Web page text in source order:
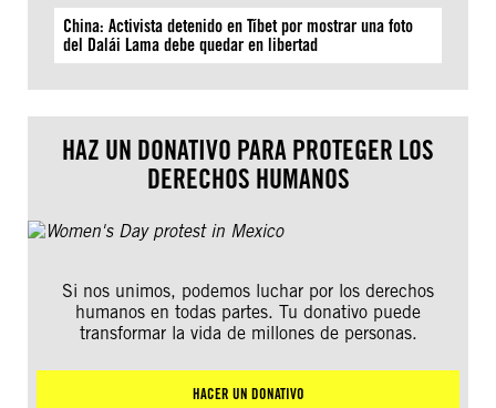
China: Activista detenido en Tíbet por mostrar una foto
del Dalái Lama debe quedar en libertad
HAZ UN DONATIVO PARA PROTEGER LOS
DERECHOS HUMANOS
Si nos unimos, podemos luchar por los derechos
humanos en todas partes. Tu donativo puede
transformar la vida de millones de personas.
HACER UN DONATIVO